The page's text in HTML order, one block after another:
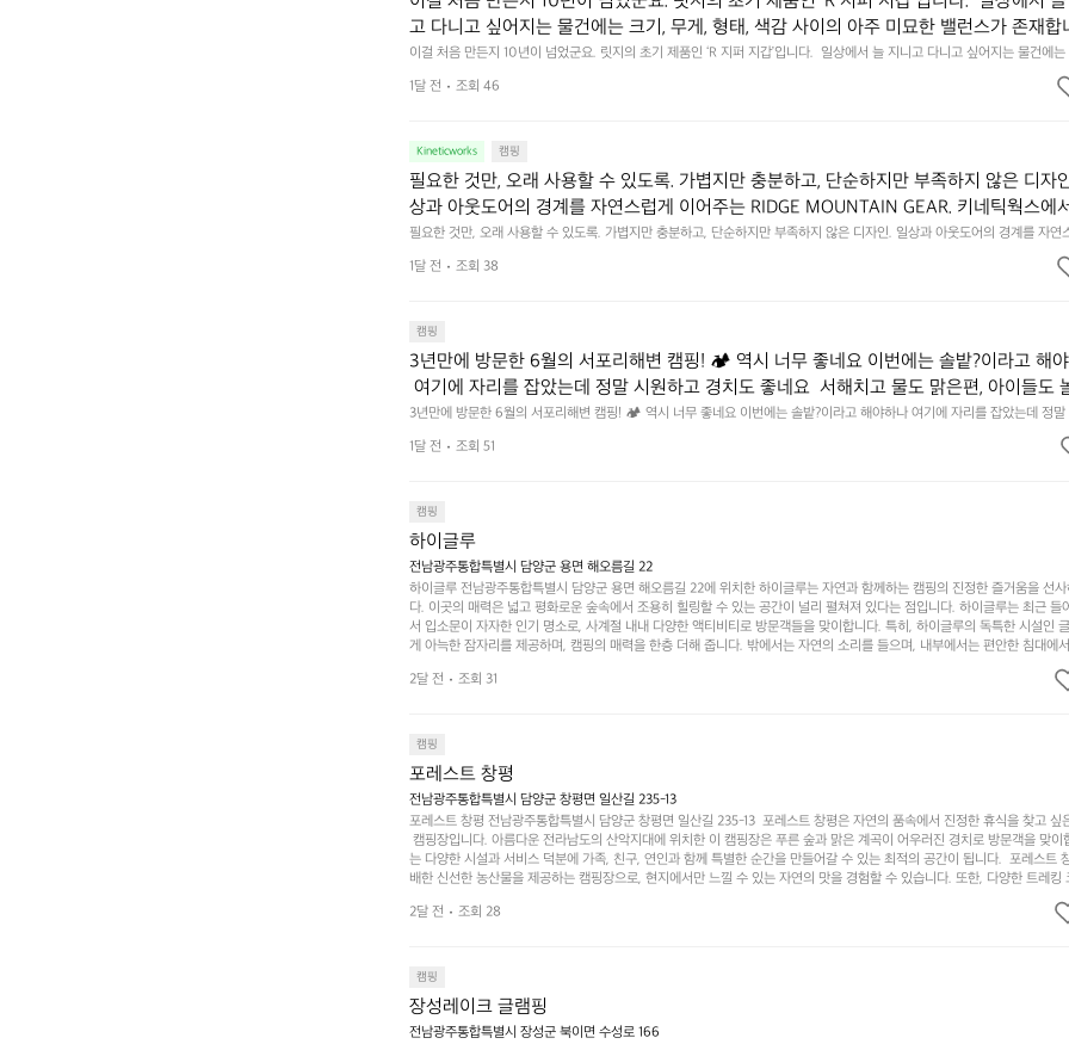
고 다니고 싶어지는 물건에는 크기, 무게, 형태, 색감 사이의 아주 미묘한 밸런스가 존재합
예를 들자면 일에 집중하느라 책상 위 가장자리에 대충 걸쳐 놓아도 시야에 걸리적거리
것. R 지퍼 지갑은 바로 그 위화감 없는 균형감에서 출발했습니다.  그중에서도 슬림함에
이걸 처음 만든지 10년이 넘었군요. 릿지의 초기 제품인 ‘R 지퍼 지갑’입니다.  일상에서 늘 지니고 다니고 싶어지는 물건에
무게, 형태, 색감 사이의 아주 미묘한 밸런스가 존재합니다.  예를 들자면 일에 집중하느라 책상 위 가장자리에 대충 걸쳐 놓
야에 걸리적거리지 않는 것. R 지퍼 지갑은 바로 그 위화감 없는 균형감에서 출발했습니다.  그중에서도 슬림함에 철저히 집
1달 전 조회 46
Kineticworks 캠핑
필요한 것만, 오래 사용할 수 있도록. 가볍지만 충분하고, 단순하지만 부족하지 않은 디자
상과 아웃도어의 경계를 자연스럽게 이어주는 RIDGE MOUNTAIN GEAR. 키네틱웍스에
나보세요.
필요한 것만, 오래 사용할 수 있도록. 가볍지만 충분하고, 단순하지만 부족하지 않은 디자인. 일상과 아웃도어의 경계를 자연
1달 전
조회 38
캠핑
3년만에 방문한 6월의 서포리해변 캠핑! 🏕 역시 너무 좋네요 이번에는 솔밭?이라고 해
여기에 자리를 잡았는데 정말 시원하고 경치도 좋네요  서해치고 물도 맑은편, 아이들도
좋고 1박 2일은 넘 짧게 느껴지네요  .1박 1동 1만원 (수금은 7시쯤, 동네에서 관리) .수금
음식물.쓰레기봉투를 1개씩 나누어줌 .솔밭에 바로 화장실있음 .5분거리 cu .2분거리 음
3년만에 방문한 6월의 서포리해변 캠핑! 🏕 역시 너무 좋네요 이번에는 솔밭?이라고 해야하나 여기에 자리를 잡았는데 정말
고 경치도 좋네요  서해치고 물도 맑은편, 아이들도 놀기 좋고 1박 2일은 넘 짧게 느껴지네요  .1박 1동 1만원 (수금은 7시쯤,
관리) .수금하면서 음식물.쓰레기봉투를 1개씩 나누어줌 .솔밭에 바로 화장실있음 .5분거리 cu .2분거리 음식점  항구에서부
1달 전 조회 51
캠핑
하이글루
전남광주통합특별시 담양군 용면 해오름길 22
하이글루 전남광주통합특별시 담양군 용면 해오름길 22에 위치한 하이글루는 자연과 함께하는 캠핑의 진정한 즐거움을 선
다. 이곳의 매력은 넓고 평화로운 숲속에서 조용히 힐링할 수 있는 공간이 널리 펼쳐져 있다는 점입니다. 하이글루는 최근 들
서 입소문이 자자한 인기 명소로, 사계절 내내 다양한 액티비티로 방문객들을 맞이합니다. 특히, 하이글루의 독특한 시설인
게 아늑한 잠자리를 제공하며, 캠핑의 매력을 한층 더해 줍니다. 밖에서는 자연의 소리를 들으며, 내부에서는 편안한 침대에
있는 완벽한 조화가 이루어집니다. 이곳의 장점은 또 다른 캠핑의 매력인 바베큐 파티를 즐길 수 있는 공간이 마련되어 있어
은 시간을 보낼 수 있다는 것입니다. 또한, 하이글루 인근에는 다양한 트레킹 코스와 자전거 도로가 있어 아웃도어 활동을 좋
나누는 이야기들은 여러분의 캠핑 여행을 더욱 특별하게 만들어 줄 것입니다.  인기 정도: ★★★★★
2달 전 조회 31
캠핑
포레스트 창평
전남광주통합특별시 담양군 창평면 일산길 235-13
포레스트 창평 전남광주통합특별시 담양군 창평면 일산길 235-13  포레스트 창평은 자연의 품속에서 진정한 휴식을 찾고 싶
캠핑장입니다. 아름다운 전라남도의 산악지대에 위치한 이 캠핑장은 푸른 숲과 맑은 계곡이 어우러진 경치로 방문객을 맞이
는 다양한 시설과 서비스 덕분에 가족, 친구, 연인과 함께 특별한 순간을 만들어갈 수 있는 최적의 공간이 됩니다.  포레스트
배한 신선한 농산물을 제공하는 캠핑장으로, 현지에서만 느낄 수 있는 자연의 맛을 경험할 수 있습니다. 또한, 다양한 트레킹
캠퍼들이 탐험과 모험의 짜릿함을 누릴 수 있도록 만들어졌습니다. 저녁에는 별빛 아래에서 바베큐 파티를 즐기거나, 잔잔
은 숙면을 취할 수 있는 기회를 제공합니다.  이곳은 자연과의 완벽한 조화를 이루며, 다채로운 야외 활동을 제공합니다. 특
순한 캠핑 그 이상을 제공하며, 자연을 사랑하는 모든 이들에게 꼭 한번 경험해봐야 할 장소로 자리잡았습니다.  인기 정
2달 전 조회 28
캠핑
장성레이크 글램핑
전남광주통합특별시 장성군 북이면 수성로 166